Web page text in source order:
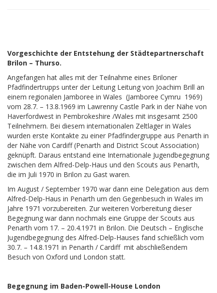
Vorgeschichte der Entstehung der Städtepartnerschaft
Brilon – Thurso.
Angefangen hat alles mit der Teilnahme eines Briloner
Pfadfindertrupps unter der Leitung Leitung von Joachim Brill an
einem regionalen Jamboree in Wales (Jamboree Cymru 1969)
vom 28.7. – 13.8.1969 im Lawrenny Castle Park in der Nähe von
Haverfordwest in Pembrokeshire /Wales mit insgesamt 2500
Teilnehmern. Bei diesem internationalen Zeltlager in Wales
wurden erste Kontakte zu einer Pfadfindergruppe aus Penarth in
der Nähe von Cardiff (Penarth and District Scout Association)
geknüpft. Daraus entstand eine Internationale Jugendbegegnung
zwischen dem Alfred-Delp-Haus und den Scouts aus Penarth,
die im Juli 1970 in Brilon zu Gast waren.
Im August / September 1970 war dann eine Delegation aus dem
Alfred-Delp-Haus in Penarth um den Gegenbesuch in Wales im
Jahre 1971 vorzubereiten. Zur weiteren Vorbereitung dieser
Begegnung war dann nochmals eine Gruppe der Scouts aus
Penarth vom 17. – 20.4.1971 in Brilon. Die Deutsch – Englische
Jugendbegegnung des Alfred-Delp-Hauses fand schießlich vom
30.7. – 14.8.1971 in Penarth / Cardiff mit abschließendem
Besuch von Oxford und London statt.
Begegnung im Baden-Powell-House London